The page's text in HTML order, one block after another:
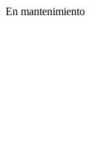
En mantenimiento